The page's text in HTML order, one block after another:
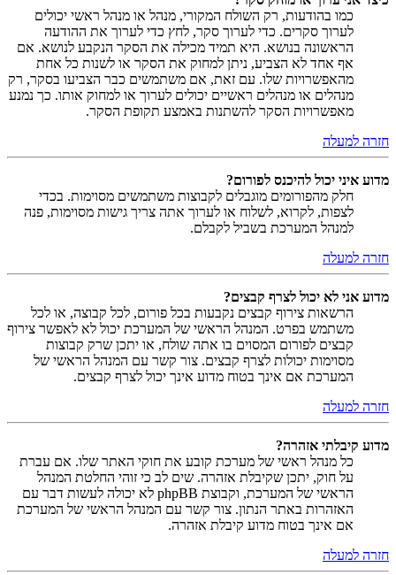
כמו בהודעות, רק השולח המקורי, מנהל או מנהל ראשי יכולים
לערוך סקרים. כדי לערוך סקר, לחץ כדי לערוך את ההודעה
הראשונה בנושא. היא תמיד מכילה את הסקר הנקבע לנושא. אם
אף אחד לא הצביע, ניתן למחוק את הסקר או לשנות כל אחת
מהאפשרויות שלו. עם זאת, אם משתמשים כבר הצביעו בסקר, רק
מנהלים או מנהלים ראשיים יכולים לערוך או למחוק אותו. כך נמנע
מאפשרויות הסקר להשתנות באמצע תקופת הסקר.
חזרה למעלה
מדוע איני יכול להיכנס לפורום?
חלק מהפורומים מוגבלים לקבוצות משתמשים מסוימות. בכדי
לצפות, לקרוא, לשלוח או לערוך אתה צריך גישות מסוימות, פנה
למנהל המערכת בשביל לקבלם.
חזרה למעלה
מדוע אני לא יכול לצרף קבצים?
הרשאות צירוף קבצים נקבעות בכל פורום, לכל קבוצה, או לכל
משתמש בפרט. המנהל הראשי של המערכת יכול לא לאפשר צירוף
קבצים לפורום המסוים בו אתה שולח, או יתכן שרק קבוצות
מסוימות יכולות לצרף קבצים. צור קשר עם המנהל הראשי של
המערכת אם אינך בטוח מדוע אינך יכול לצרף קבצים.
חזרה למעלה
מדוע קיבלתי אזהרה?
כל מנהל ראשי של מערכת קובע את חוקי האתר שלו. אם עברת
על חוק, יתכן שקיבלת אזהרה. שים לב כי זוהי החלטת המנהל
הראשי של המערכת, וקבוצת phpBB לא יכולה לעשות דבר עם
האזהרות באתר הנתון. צור קשר עם המנהל הראשי של המערכת
אם אינך בטוח מדוע קיבלת אזהרה.
חזרה למעלה